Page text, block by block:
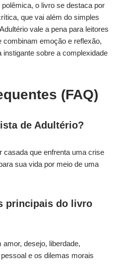
o livro se destaca por
que vai além do simples
vale a pena para leitores
combinam emoção e reflexão,
sobre a complexidade
(FAQ)
de Adultério?
casada que enfrenta uma crise
sua vida por meio de uma
principais do livro
desejo, liberdade,
e os dilemas morais